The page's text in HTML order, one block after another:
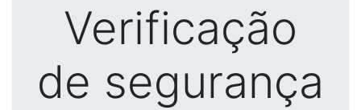
Verificação
de segurança